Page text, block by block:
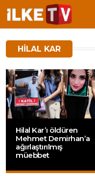
HILAL KAR
Hilal Kar’ı öldüren
Mehmet Demirhan’a
ağırlaştırılmış
müebbet